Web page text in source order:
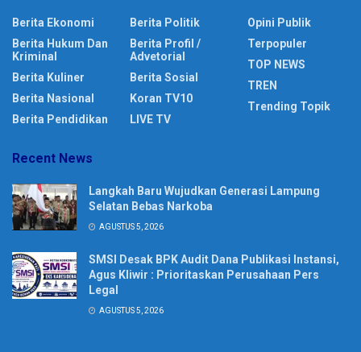
Berita Ekonomi
Berita Hukum Dan
Kriminal
Berita Kuliner
Berita Nasional
Berita Pendidikan
Berita Politik
Berita Profil /
Advetorial
Berita Sosial
Koran TV10
LIVE TV
Opini Publik
Terpopuler
TOP NEWS
TREN
Trending Topik
Recent News
Langkah Baru Wujudkan Generasi Lampung
Selatan Bebas Narkoba
AGUSTUS 5, 2026
SMSI Desak BPK Audit Dana Publikasi Instansi,
Agus Kliwir : Prioritaskan Perusahaan Pers
Legal
AGUSTUS 5, 2026